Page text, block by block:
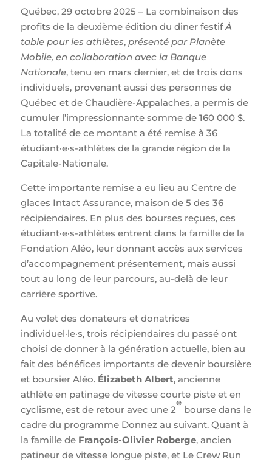
Québec, 29 octobre 2025 – La combinaison des
profits de la deuxième édition du diner festifÀ
table pour les athlètes,présenté par Planète
Mobile, en collaboration avec la Banque
Nationale, tenu en mars dernier, et de trois dons
individuels, provenant aussi des personnes de
Québec et de Chaudière-Appalaches, a permis de
cumuler l’impressionnante somme de 160 000 $.
La totalité de ce montant a été remise à 36
étudiant·e·s-athlètes de la grande région de la
Capitale-Nationale.
Cette importante remise a eu lieu au Centre de
glaces Intact Assurance, maison de 5 des 36
récipiendaires. En plus des bourses reçues, ces
étudiant·e·s-athlètes entrent dans la famille de la
Fondation Aléo, leur donnant accès aux services
d’accompagnement présentement, mais aussi
tout au long de leur parcours, au-delà de leur
carrière sportive.
Au volet des donateurs et donatrices
individuel·le·s, trois récipiendaires du passé ont
choisi de donner à la génération actuelle, bien au
fait des bénéfices importants de devenir boursière
et boursier Aléo. Élizabeth Albert, ancienne
athlète en patinage de vitesse courte piste et en
cyclisme, est de retour avec une 2
e
bourse dans le
cadre du programme Donnez au suivant. Quant à
la famille de François-Olivier Roberge, ancien
patineur de vitesse longue piste, et Le Crew Run